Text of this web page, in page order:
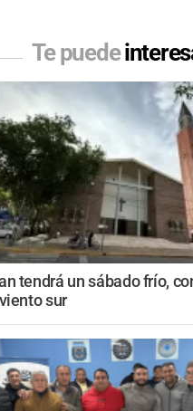
Te puede
tendrá un sábado frío,
sur